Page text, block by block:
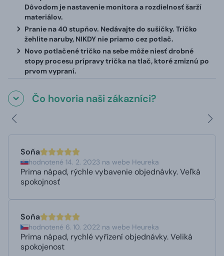
Dôvodom je nastavenie monitora a rozdielnosť šarží
materiálov.
Pranie na 40 stupňov. Nedávajte do sušičky. Tričko
žehlite naruby, NIKDY nie priamo cez potlač.
Novo potlačené tričko na sebe môže niesť drobné
stopy procesu prípravy trička na tlač, ktoré zmiznú po
prvom vypraní.
Čo hovoria naši zákazníci?
Soňa
hodnotené 14. 2. 2023 na webe Heureka
Prima nápad, rýchle vybavenie objednávky. Veľká
spokojnosť
Soňa
hodnotené 6. 10. 2022 na webe Heureka
Prima nápad, rychlé vyřízení objednávky. Veliká
spokojenost